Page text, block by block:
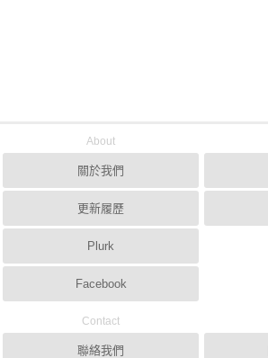
About
關於我們
更新履歷
Plurk
Facebook
Contact
聯絡我們